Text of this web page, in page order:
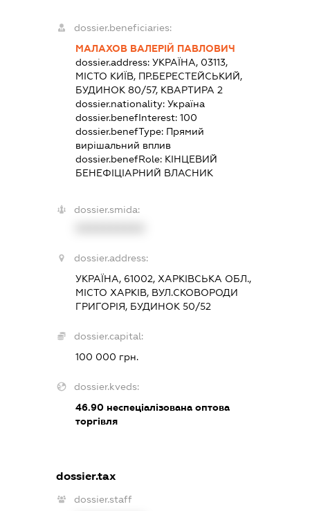
dossier.beneficiaries:
МАЛАХОВ ВАЛЕРІЙ ПАВЛОВИЧ
dossier.address:УКРАЇНА, 03113,
МІСТО КИЇВ, ПР.БЕРЕСТЕЙСЬКИЙ,
БУДИНОК 80/57, КВАРТИРА 2
dossier.nationality:Україна
dossier.benefInterest:100
dossier.benefType: Прямий
вирішальний вплив
dossier.benefRole: КІНЦЕВИЙ
БЕНЕФІЦІАРНИЙ ВЛАСНИК
dossier.smida:
dossier.address:
УКРАЇНА, 61002, ХАРКІВСЬКА ОБЛ.,
МІСТО ХАРКІВ, ВУЛ.СКОВОРОДИ
ГРИГОРІЯ, БУДИНОК 50/52
dossier.capital:
100 000 грн.
dossier.kveds:
46.90 неспеціалізована оптова
торгівля
dossier.tax
dossier.staff